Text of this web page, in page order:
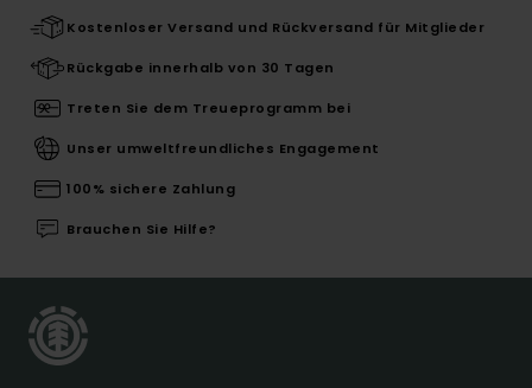
Kostenloser Versand und Rückversand für Mitglieder
Rückgabe innerhalb von 30 Tagen
Treten Sie dem Treueprogramm bei
Unser umweltfreundliches Engagement
100% sichere Zahlung
Brauchen Sie Hilfe?